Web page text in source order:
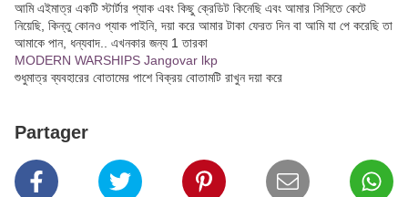
আমি এইমাত্র একটি স্টার্টার প্যাক এবং কিছু ক্রেডিট কিনেছি এবং আমার সিসিতে কেটে
নিয়েছি, কিন্তু কোনও প্যাক পাইনি, দয়া করে আমার টাকা ফেরত দিন বা আমি যা পে করেছি তা
আমাকে পান, ধন্যবাদ.. এখনকার জন্য 1 তারকা
MODERN WARSHIPS Jangovar lkp
শুধুমাত্র ব্যবহারের বোতামের পাশে বিক্রয় বোতামটি রাখুন দয়া করে
Partager